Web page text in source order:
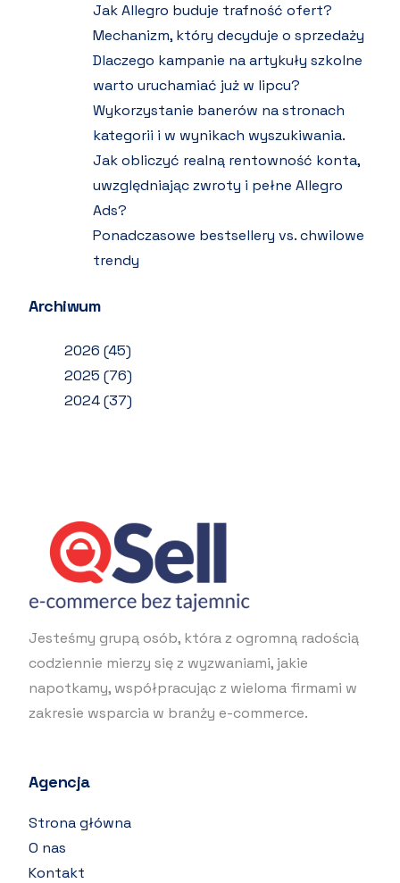
Jak Allegro buduje trafność ofert?
Mechanizm, który decyduje o sprzedaży
Dlaczego kampanie na artykuły szkolne
warto uruchamiać już w lipcu?
Wykorzystanie banerów na stronach
kategorii i w wynikach wyszukiwania.
Jak obliczyć realną rentowność konta,
uwzględniając zwroty i pełne Allegro
Ads?
Ponadczasowe bestsellery vs. chwilowe
trendy
Archiwum
2026 (45)
2025 (76)
2024(37)
Jesteśmy grupą osób, która z ogromną radością
codziennie mierzy się z wyzwaniami, jakie
napotkamy, współpracując z wieloma firmami w
zakresie wsparcia w branży e-commerce.
Agencja
Strona główna
O nas
Kontakt